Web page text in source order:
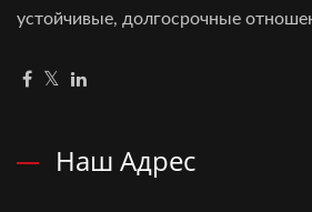
устойчивые, долгосрочные
Наш Адрес